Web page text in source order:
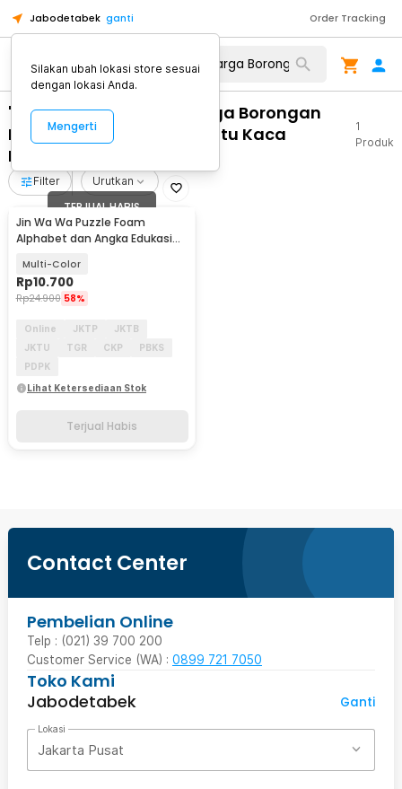
Jabodetabek ganti Order Tracking
"WA 0859 3970 0884 Harga Borongan
Kusen Aluminium Dan Pintu Kaca
Banjarsari Surakarta"
1
Produk
Filter Urutkan
TERJUAL HABIS
Jin Wa Wa Puzzle Foam
Alphabet dan Angka Edukasi
Multi-Color
Rp10.700
Rp24.900 58%
Online JKTP
JKTB
JKTU
TGR CKP
PBKS
PDPK
Lihat Ketersediaan Stok
Terjual Habis
Contact Center
Pembelian Online
Telp : (021) 39 700 200
Customer Service (WA) : 0899 721 7050
Toko Kami
Jabodetabek
Ganti
Lokasi
Jakarta Pusat
Silakan ubah lokasi store sesuai
dengan lokasi Anda.
Mengerti